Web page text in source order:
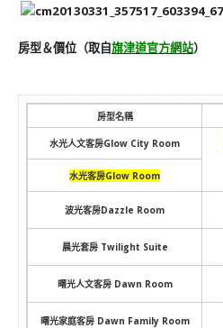
房型＆價位（取自旗津道官方網站）
房型名稱
水光人文客房Glow City Room
水光客房Glow Room
波光客房Dazzle Room
晨光套房 Twilight Suite
曙光人文客房 Dawn Room
曙光家庭客房 Dawn Family Room